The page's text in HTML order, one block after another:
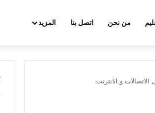
من نحن اتصل بنا المزيد